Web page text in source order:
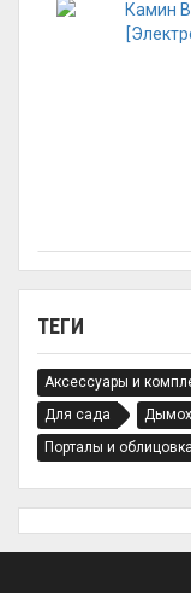
ТЕГИ
Аксессуары и
Для сада
Порталы и облицовка